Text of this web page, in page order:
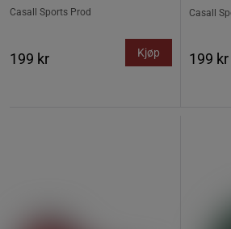
Casall Sports Prod
199 kr Kjøp
Casall
199 kr